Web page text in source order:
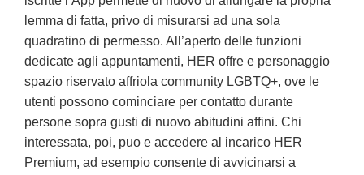
lemma di fatta, privo di misurarsi ad una sola
quadratino di permesso. All’aperto delle funzioni
dedicate agli appuntamenti, HER offre e personaggio
spazio riservato affriola community LGBTQ+, ove le
utenti possono cominciare per contatto durante
persone sopra gusti di nuovo abitudini affini. Chi
interessata, poi, puo e accedere al incarico HER
Premium, ad esempio consente di avvicinarsi a